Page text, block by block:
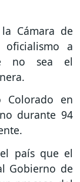
Cámara de
oficialismo a
no sea el
Colorado en
durante 94
país que el
Gobierno de